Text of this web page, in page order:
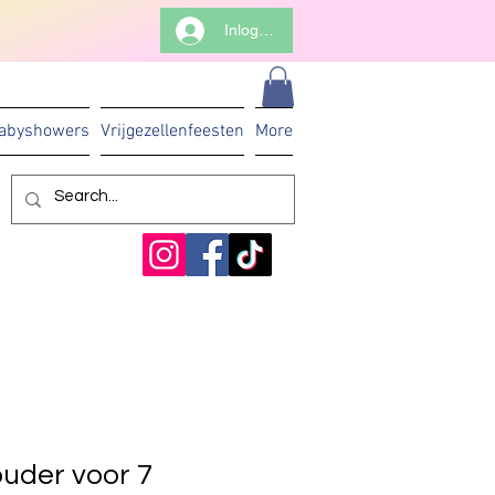
Inloggen
Vrijgezellenfeesten More
voor 7